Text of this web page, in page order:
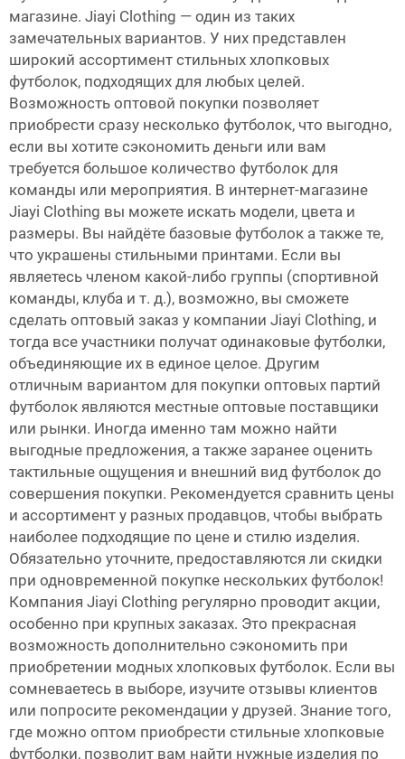
магазине. Jiayi Clothing — один из таких
замечательных вариантов. У них представлен
широкий ассортимент стильных хлопковых
футболок, подходящих для любых целей.
Возможность оптовой покупки позволяет
приобрести сразу несколько футболок, что выгодно,
если вы хотите сэкономить деньги или вам
требуется большое количество футболок для
команды или мероприятия. В интернет-магазине
Jiayi Clothing вы можете искать модели, цвета и
размеры. Вы найдёте базовые футболок а также те,
что украшены стильными принтами. Если вы
являетесь членом какой-либо группы (спортивной
команды, клуба и т. д.), возможно, вы сможете
сделать оптовый заказ у компании Jiayi Clothing, и
тогда все участники получат одинаковые футболки,
объединяющие их в единое целое. Другим
отличным вариантом для покупки оптовых партий
футболок являются местные оптовые поставщики
или рынки. Иногда именно там можно найти
выгодные предложения, а также заранее оценить
тактильные ощущения и внешний вид футболок до
совершения покупки. Рекомендуется сравнить цены
и ассортимент у разных продавцов, чтобы выбрать
наиболее подходящие по цене и стилю изделия.
Обязательно уточните, предоставляются ли скидки
при одновременной покупке нескольких футболок!
Компания Jiayi Clothing регулярно проводит акции,
особенно при крупных заказах. Это прекрасная
возможность дополнительно сэкономить при
приобретении модных хлопковых футболок. Если вы
сомневаетесь в выборе, изучите отзывы клиентов
или попросите рекомендации у друзей. Знание того,
где можно оптом приобрести стильные хлопковые
футболки, позволит вам найти нужные изделия по